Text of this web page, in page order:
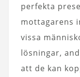
perfekta
mottagarens
vissa
lösningar,
att de kan